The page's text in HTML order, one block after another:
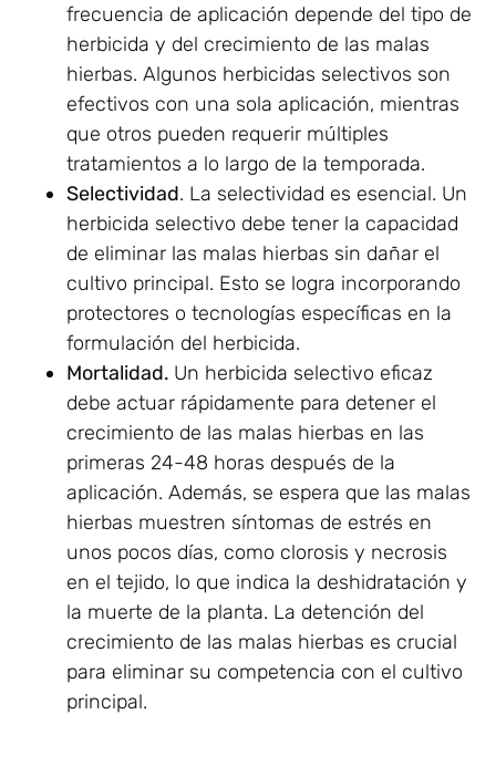
frecuencia de aplicación depende del tipo de
herbicida y del crecimiento de las malas
hierbas. Algunos herbicidas selectivos son
efectivos con una sola aplicación, mientras
que otros pueden requerir múltiples
tratamientos a lo largo de la temporada.
Selectividad. La selectividad es esencial. Un
herbicida selectivo debe tener la capacidad
de eliminar las malas hierbas sin dañar el
cultivo principal. Esto se logra incorporando
protectores o tecnologías específicas en la
formulación del herbicida.
Mortalidad. Un herbicida selectivo eficaz
debe actuar rápidamente para detener el
crecimiento de las malas hierbas en las
primeras 24-48 horas después de la
aplicación. Además, se espera que las malas
hierbas muestren síntomas de estrés en
unos pocos días, como clorosis y necrosis
en el tejido, lo que indica la deshidratación y
la muerte de la planta. La detención del
crecimiento de las malas hierbas es crucial
para eliminar su competencia con el cultivo
principal.